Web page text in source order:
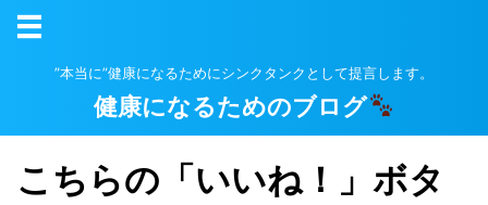
”本当に”健康になるためにシンクタンクとして提言します。
健康になるためのブログ
こちらの「いいね！」ボタ